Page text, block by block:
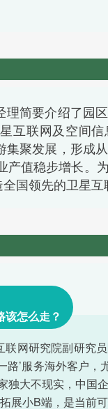
简要介绍了园
互联网及空间
聚发展，形成
值稳步增长。
国领先的卫星互
怎么走？
网研究院副研究
’服务海外客户
大不现实，中国
小B端，是当前可